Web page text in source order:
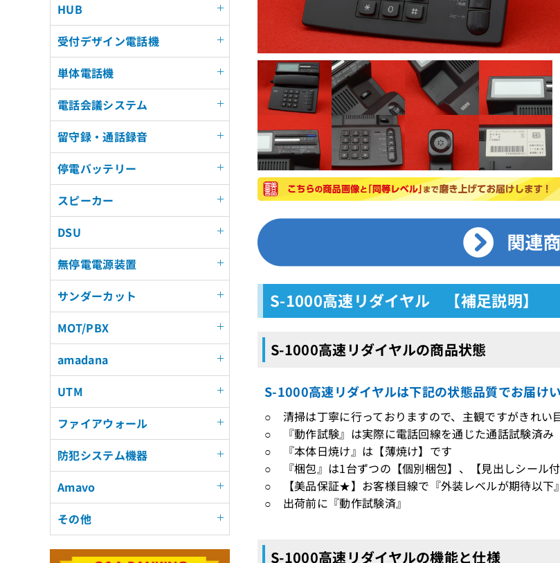
S-1000高速リダイヤル 【補足説明】
S-1000高速リダイヤルの商品状態
S-1000高速リダイヤルは下記の状態品質でお届け
○ 清掃は丁寧に行っておりますので、主観ですがきれい
○ 『動作試験』は実際に電話回線を通じた通話試験済み
○ 『本体日焼け』は【薄焼け】です
○ 『梱包』は1台ずつの【個別梱包】、【見出しシール
○ 【美品保証★】お客様目線で『外装レベルが期待以下
○ 出荷前に『動作試験済』
S-1000高速リダイヤルの機能と仕様
HUB
受付デザイン電話機
単体電話機
電話会議システム
留守録・通話録音
停電バッテリー
スピーカー
DSU
無停電電源装置
サンダーカット
MOT/PBX
amadana
UTM
ファイアウォール
防犯システム機器
Amavo
その他